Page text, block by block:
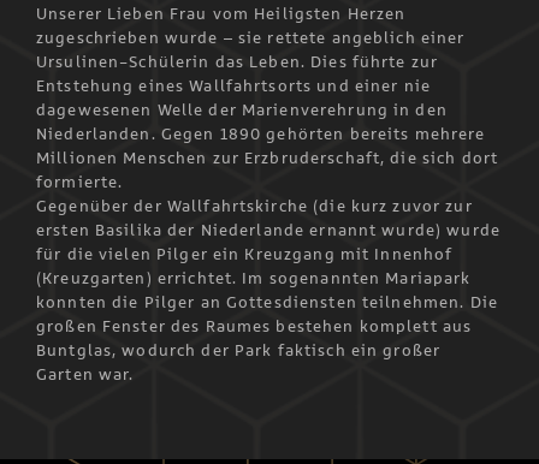
Unserer Lieben Frau vom Heiligsten Herzen
zugeschrieben wurde – sie rettete angeblich einer
Ursulinen-Schülerin das Leben. Dies führte zur
Entstehung eines Wallfahrtsorts und einer nie
dagewesenen Welle der Marienverehrung in den
Niederlanden. Gegen 1890 gehörten bereits mehrere
Millionen Menschen zur Erzbruderschaft, die sich dort
formierte.
Gegenüber der Wallfahrtskirche (die kurz zuvor zur
ersten Basilika der Niederlande ernannt wurde) wurde
für die vielen Pilger ein Kreuzgang mit Innenhof
(Kreuzgarten) errichtet. Im sogenannten Mariapark
konnten die Pilger an Gottesdiensten teilnehmen. Die
großen Fenster des Raumes bestehen komplett aus
Buntglas, wodurch der Park faktisch ein großer
Garten war.